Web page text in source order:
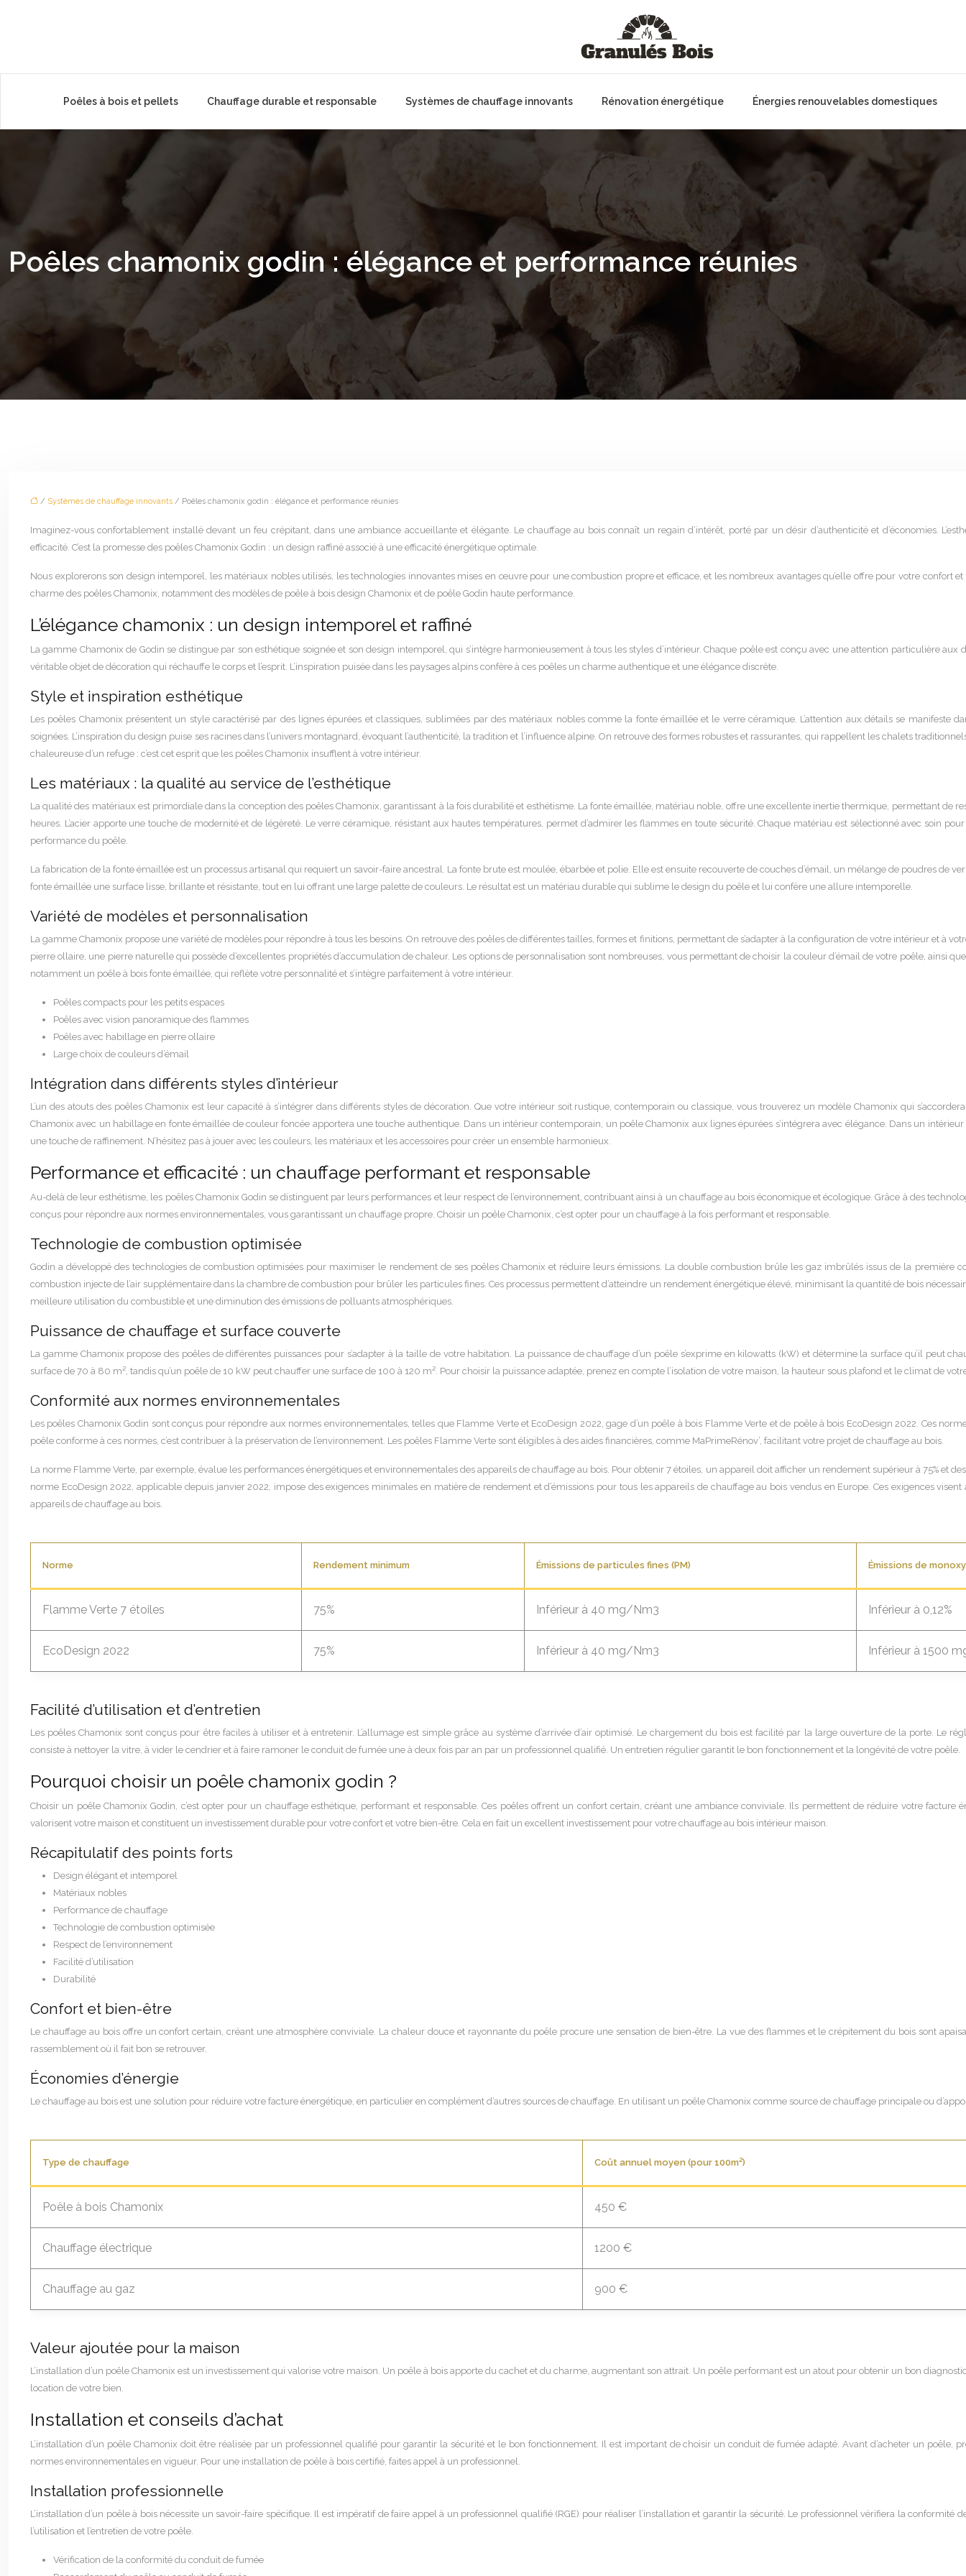
Poêles à bois et pellets Chauffage durable et responsable Systèmes de chauffage innovants Rénovation énergétique Énergies renouvelables domestiques
Poêles chamonix godin : élégance et performance réunies
/ Systèmes de chauffage innovants / Poêles chamonix godin : élégance et performance réunies
Imaginez-vous confortablement installé devant un feu crépitant, dans une ambiance accueillante et élégante. Le chauffage au bois connaît un regain d’intérêt, porté par un désir d’authenticité et d’économies.
efficacité. C’est la promesse des poêles Chamonix Godin : un design raffiné associé à une efficacité énergétique optimale.
Nous explorerons son design intemporel, les matériaux nobles utilisés, les technologies innovantes mises en œuvre pour une combustion propre et efficace, et les nombreux avantages qu’elle offre pour votre confort
charme des poêles Chamonix, notamment des modèles de poêle à bois design Chamonix et de poêle Godin haute performance.
L’élégance chamonix : un design intemporel et raffiné
La gamme Chamonix de Godin se distingue par son esthétique soignée et son design intemporel, qui s’intègre harmonieusement à tous les styles d’intérieur. Chaque poêle est conçu avec une attention particulière
véritable objet de décoration qui réchauffe le corps et l’esprit. L’inspiration puisée dans les paysages alpins confère à ces poêles un charme authentique et une élégance discrète.
Style et inspiration esthétique
Les poêles Chamonix présentent un style caractérisé par des lignes épurées et classiques, sublimées par des matériaux nobles comme la fonte émaillée et le verre céramique. L’attention aux détails se manifeste
soignées. L’inspiration du design puise ses racines dans l’univers montagnard, évoquant l’authenticité, la tradition et l’influence alpine. On retrouve des formes robustes et rassurantes, qui rappellent les chalets
chaleureuse d’un refuge : c’est cet esprit que les poêles Chamonix insufflent à votre intérieur.
Les matériaux : la qualité au service de l’esthétique
La qualité des matériaux est primordiale dans la conception des poêles Chamonix, garantissant à la fois durabilité et esthétisme. La fonte émaillée, matériau noble, offre une excellente inertie thermique, permettant de
heures. L’acier apporte une touche de modernité et de légèreté. Le verre céramique, résistant aux hautes températures, permet d’admirer les flammes en toute sécurité. Chaque matériau est sélectionné avec soin
performance du poêle.
La fabrication de la fonte émaillée est un processus artisanal qui requiert un savoir-faire ancestral. La fonte brute est moulée, ébarbée et polie. Elle est ensuite recouverte de couches d’émail, un mélange de poudres de
fonte émaillée une surface lisse, brillante et résistante, tout en lui offrant une large palette de couleurs. Le résultat est un matériau durable qui sublime le design du poêle et lui confère une allure intemporelle.
Variété de modèles et personnalisation
La gamme Chamonix propose une variété de modèles pour répondre à tous les besoins. On retrouve des poêles de différentes tailles, formes et finitions, permettant de s’adapter à la configuration de votre intérieur et à
pierre ollaire, une pierre naturelle qui possède d’excellentes propriétés d’accumulation de chaleur. Les options de personnalisation sont nombreuses, vous permettant de choisir la couleur d’émail de votre poêle, ainsi
notamment un poêle à bois fonte émaillée, qui reflète votre personnalité et s’intègre parfaitement à votre intérieur.
Poêles compacts pour les petits espaces
Poêles avec vision panoramique des flammes
Poêles avec habillage en pierre ollaire
Large choix de couleurs d’émail
Intégration dans différents styles d’intérieur
L’un des atouts des poêles Chamonix est leur capacité à s’intégrer dans différents styles de décoration. Que votre intérieur soit rustique, contemporain ou classique, vous trouverez un modèle Chamonix qui
Chamonix avec un habillage en fonte émaillée de couleur foncée apportera une touche authentique. Dans un intérieur contemporain, un poêle Chamonix aux lignes épurées s’intégrera avec élégance. Dans un
une touche de raffinement. N’hésitez pas à jouer avec les couleurs, les matériaux et les accessoires pour créer un ensemble harmonieux.
Performance et efficacité : un chauffage performant et responsable
Au-delà de leur esthétisme, les poêles Chamonix Godin se distinguent par leurs performances et leur respect de l’environnement, contribuant ainsi à un chauffage au bois économique et écologique. Grâce à des
conçus pour répondre aux normes environnementales, vous garantissant un chauffage propre. Choisir un poêle Chamonix, c’est opter pour un chauffage à la fois performant et responsable.
Technologie de combustion optimisée
Godin a développé des technologies de combustion optimisées pour maximiser le rendement de ses poêles Chamonix et réduire leurs émissions. La double combustion brûle les gaz imbrûlés issus de la première
combustion injecte de l’air supplémentaire dans la chambre de combustion pour brûler les particules fines. Ces processus permettent d’atteindre un rendement énergétique élevé, minimisant la quantité de bois
meilleure utilisation du combustible et une diminution des émissions de polluants atmosphériques.
Puissance de chauffage et surface couverte
La gamme Chamonix propose des poêles de différentes puissances pour s’adapter à la taille de votre habitation. La puissance de chauffage d’un poêle s’exprime en kilowatts (kW) et détermine la surface qu’il peut
surface de 70 à 80 m², tandis qu’un poêle de 10 kW peut chauffer une surface de 100 à 120 m². Pour choisir la puissance adaptée, prenez en compte l’isolation de votre maison, la hauteur sous plafond et le climat de
Conformité aux normes environnementales
Les poêles Chamonix Godin sont conçus pour répondre aux normes environnementales, telles que Flamme Verte et EcoDesign 2022, gage d’un poêle à bois Flamme Verte et de poêle à bois EcoDesign 2022. Ces
poêle conforme à ces normes, c’est contribuer à la préservation de l’environnement. Les poêles Flamme Verte sont éligibles à des aides financières, comme MaPrimeRénov’, facilitant votre projet de chauffage au bois.
La norme Flamme Verte, par exemple, évalue les performances énergétiques et environnementales des appareils de chauffage au bois. Pour obtenir 7 étoiles, un appareil doit afficher un rendement supérieur à 75% et
norme EcoDesign 2022, applicable depuis janvier 2022, impose des exigences minimales en matière de rendement et d’émissions pour tous les appareils de chauffage au bois vendus en Europe. Ces exigences
appareils de chauffage au bois.
Norme Rendement minimum Émissions de particules fines (PM) Émissions de
Flamme Verte 7 étoiles 75% Inférieur à 40 mg/Nm3 Inférieur à 0,12%
EcoDesign 2022 75% Inférieur à 40 mg/Nm3 Inférieur à 1500
Facilité d’utilisation et d’entretien
Les poêles Chamonix sont conçus pour être faciles à utiliser et à entretenir. L’allumage est simple grâce au système d’arrivée d’air optimisé. Le chargement du bois est facilité par la large ouverture de la porte. Le
consiste à nettoyer la vitre, à vider le cendrier et à faire ramoner le conduit de fumée une à deux fois par an par un professionnel qualifié. Un entretien régulier garantit le bon fonctionnement et la longévité de votre poêle.
Pourquoi choisir un poêle chamonix godin ?
Choisir un poêle Chamonix Godin, c’est opter pour un chauffage esthétique, performant et responsable. Ces poêles offrent un confort certain, créant une ambiance conviviale. Ils permettent de réduire votre facture
valorisent votre maison et constituent un investissement durable pour votre confort et votre bien-être. Cela en fait un excellent investissement pour votre chauffage au bois intérieur maison.
Récapitulatif des points forts
Design élégant et intemporel
Matériaux nobles
Performance de chauffage
Technologie de combustion optimisée
Respect de l’environnement
Facilité d’utilisation
Durabilité
Confort et bien-être
Le chauffage au bois offre un confort certain, créant une atmosphère conviviale. La chaleur douce et rayonnante du poêle procure une sensation de bien-être. La vue des flammes et le crépitement du bois sont
rassemblement où il fait bon se retrouver.
Économies d’énergie
Le chauffage au bois est une solution pour réduire votre facture énergétique, en particulier en complément d’autres sources de chauffage. En utilisant un poêle Chamonix comme source de chauffage principale ou
Type de chauffage Coût annuel moyen (pour 100m²)
Poêle à bois Chamonix 450 €
Chauffage électrique 1200 €
Chauffage au gaz 900 €
Valeur ajoutée pour la maison
L’installation d’un poêle Chamonix est un investissement qui valorise votre maison. Un poêle à bois apporte du cachet et du charme, augmentant son attrait. Un poêle performant est un atout pour obtenir un bon
location de votre bien.
Installation et conseils d’achat
L’installation d’un poêle Chamonix doit être réalisée par un professionnel qualifié pour garantir la sécurité et le bon fonctionnement. Il est important de choisir un conduit de fumée adapté. Avant d’acheter un poêle,
normes environnementales en vigueur. Pour une installation de poêle à bois certifié, faites appel à un professionnel.
Installation professionnelle
L’installation d’un poêle à bois nécessite un savoir-faire spécifique. Il est impératif de faire appel à un professionnel qualifié (RGE) pour réaliser l’installation et garantir la sécurité. Le professionnel vérifiera la
l’utilisation et l’entretien de votre poêle.
Vérification de la conformité du conduit de fumée